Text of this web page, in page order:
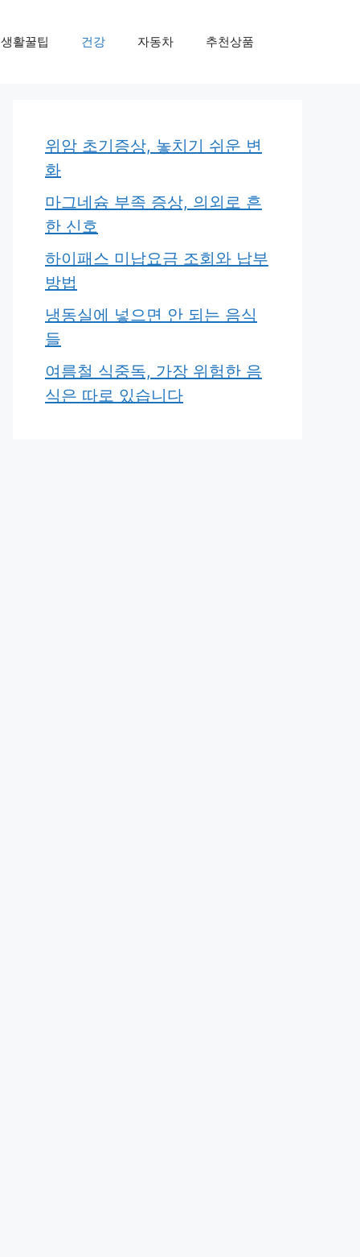
생활꿀팁 건강 자동차 추천상품
위암 초기증상, 놓치기 쉬운 변
화
마그네슘 부족 증상, 의외로 흔
한 신호
하이패스 미납요금 조회와 납부
방법
냉동실에 넣으면 안 되는 음식
들
여름철 식중독, 가장 위험한 음
식은 따로 있습니다